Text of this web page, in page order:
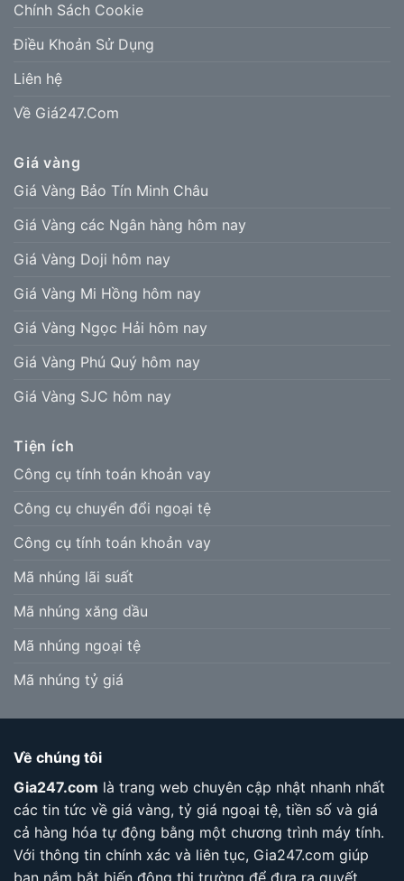
Chính Sách Cookie
Điều Khoản Sử Dụng
Liên hệ
Về Giá247.Com
Giá vàng
Giá Vàng Bảo Tín Minh Châu
Giá Vàng các Ngân hàng hôm nay
Giá Vàng Doji hôm nay
Giá Vàng Mi Hồng hôm nay
Giá Vàng Ngọc Hải hôm nay
Giá Vàng Phú Quý hôm nay
Giá Vàng SJC hôm nay
Tiện ích
Công cụ tính toán khoản vay
Công cụ chuyển đổi ngoại tệ
Công cụ tính toán khoản vay
Mã nhúng lãi suất
Mã nhúng xăng dầu
Mã nhúng ngoại tệ
Mã nhúng tỷ giá
Về chúng tôi
Gia247.com là trang web chuyên cập nhật nhanh nhất
các tin tức về giá vàng, tỷ giá ngoại tệ, tiền số và giá
cả hàng hóa tự động bằng một chương trình máy tính.
Với thông tin chính xác và liên tục, Gia247.com giúp